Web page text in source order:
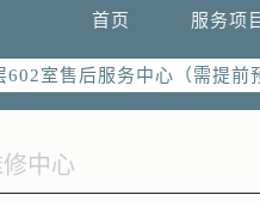
首页 服务项
D座11层1102室（需提前预
室售后服务中心（需提前